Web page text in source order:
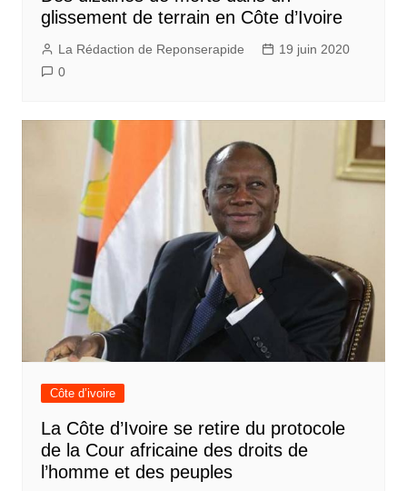
glissement de terrain en Côte d’Ivoire
La Rédaction de Reponserapide
19 juin 2020
0
Côte d’ivoire
La Côte d’Ivoire se retire du protocole
de la Cour africaine des droits de
l’homme et des peuples